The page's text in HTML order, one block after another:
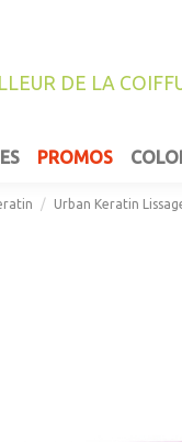
DE LA
PROMOS
Urban Keratin